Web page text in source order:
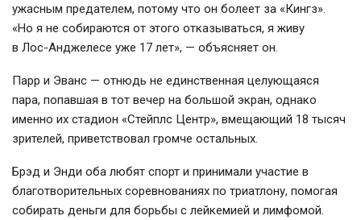
ужасным предателем, потому что он болеет за «Кингз».
«Но я не собираются от этого отказываться, я живу
в Лос-Анджелесе уже 17 лет», — объясняет он.
Парр и Эванс — отнюдь не единственная целующаяся
пара, попавшая в тот вечер на большой экран, однако
именно их стадион «Стейплс Центр», вмещающий 18 тысяч
зрителей, приветствовал громче остальных.
Брэд и Энди оба любят спорт и принимали участие в
благотворительных соревнованиях по триатлону, помогая
собирать деньги для борьбы с лейкемией и лимфомой.